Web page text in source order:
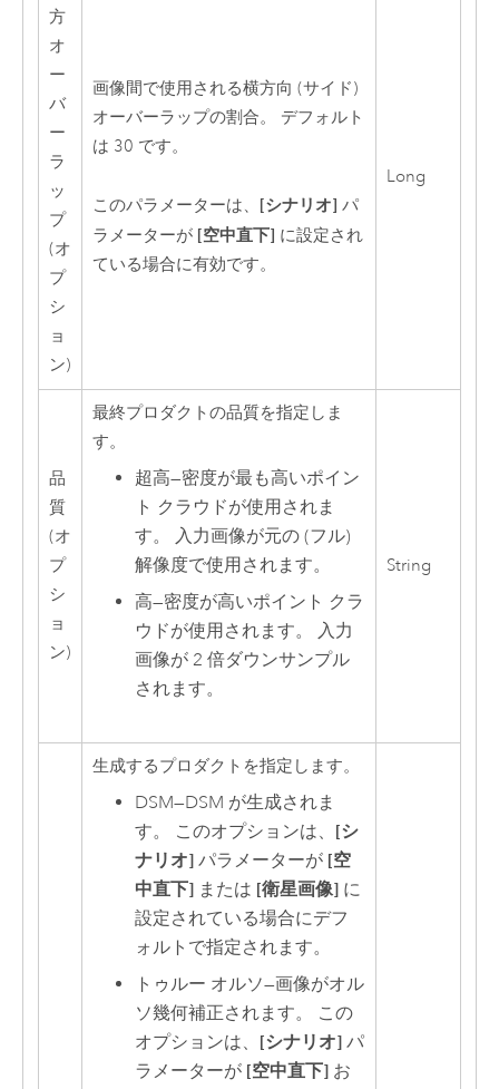
方
オ
ー
バ
ー
ラ
ッ
プ
(オ
プ
シ
ョ
ン)
画像間で使用される横方向 (サイド)
オーバーラップの割合。 デフォルト
は 30 です。
このパラメーターは、 [シナリオ] パ
ラメーターが [空中直下] に設定され
ている場合に有効です。
Long
品
質
(オ
プ
シ
ョ
ン)
最終プロダクトの品質を指定しま
す。
超高—密度が最も高いポイン
ト クラウドが使用されま
す。 入力画像が元の (フル)
解像度で使用されます。
高—密度が高いポイント クラ
ウドが使用されます。 入力
画像が 2 倍ダウンサンプル
されます。
String
生成するプロダクトを指定します。
DSM—DSM が生成されま
す。 このオプションは、 [シ
ナリオ] パラメーターが [空
中直下] または [衛星画像] に
設定されている場合にデフ
ォルトで指定されます。
トゥルー オルソ—画像がオル
ソ幾何補正されます。 この
オプションは、 [シナリオ] パ
ラメーターが [空中直下] お